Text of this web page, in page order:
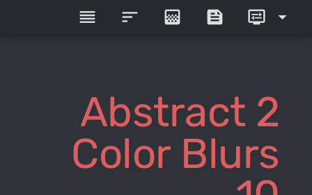
reorder sort gradient feed display_settings arrow_drop_down
Abstract 2
Color Blurs